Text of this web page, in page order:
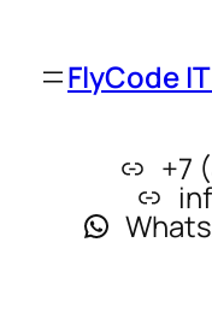
FlyCode
+7